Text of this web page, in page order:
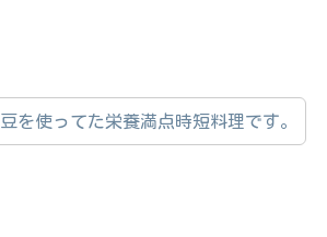
を使ってた栄養満点時短料理です。